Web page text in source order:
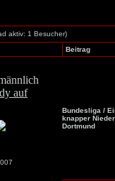
aktiv: 1 Besucher)
Beitrag
Bundesliga /
knapper
Dortmund